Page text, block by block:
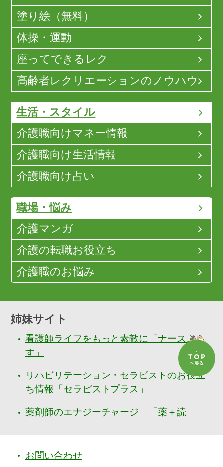
塗り絵（無料）
体操・運動
座ってできるレク
高齢者レクリエーションのノウハウ
生活・スタイル
介護職向けマネー情報
介護職向け生活情報
介護職向け占い
職場・悩み
介護マンガ
介護の転職お役立ち
介護職のお悩み
姉妹サイト
看護師ライフをもっと素敵に「ナースぷら
す」
リハビリテーション・セラピストのお役立
ち情報「セラピストプラス」
薬剤師のエナジーチャージ 「薬＋読」
お問い合わせ